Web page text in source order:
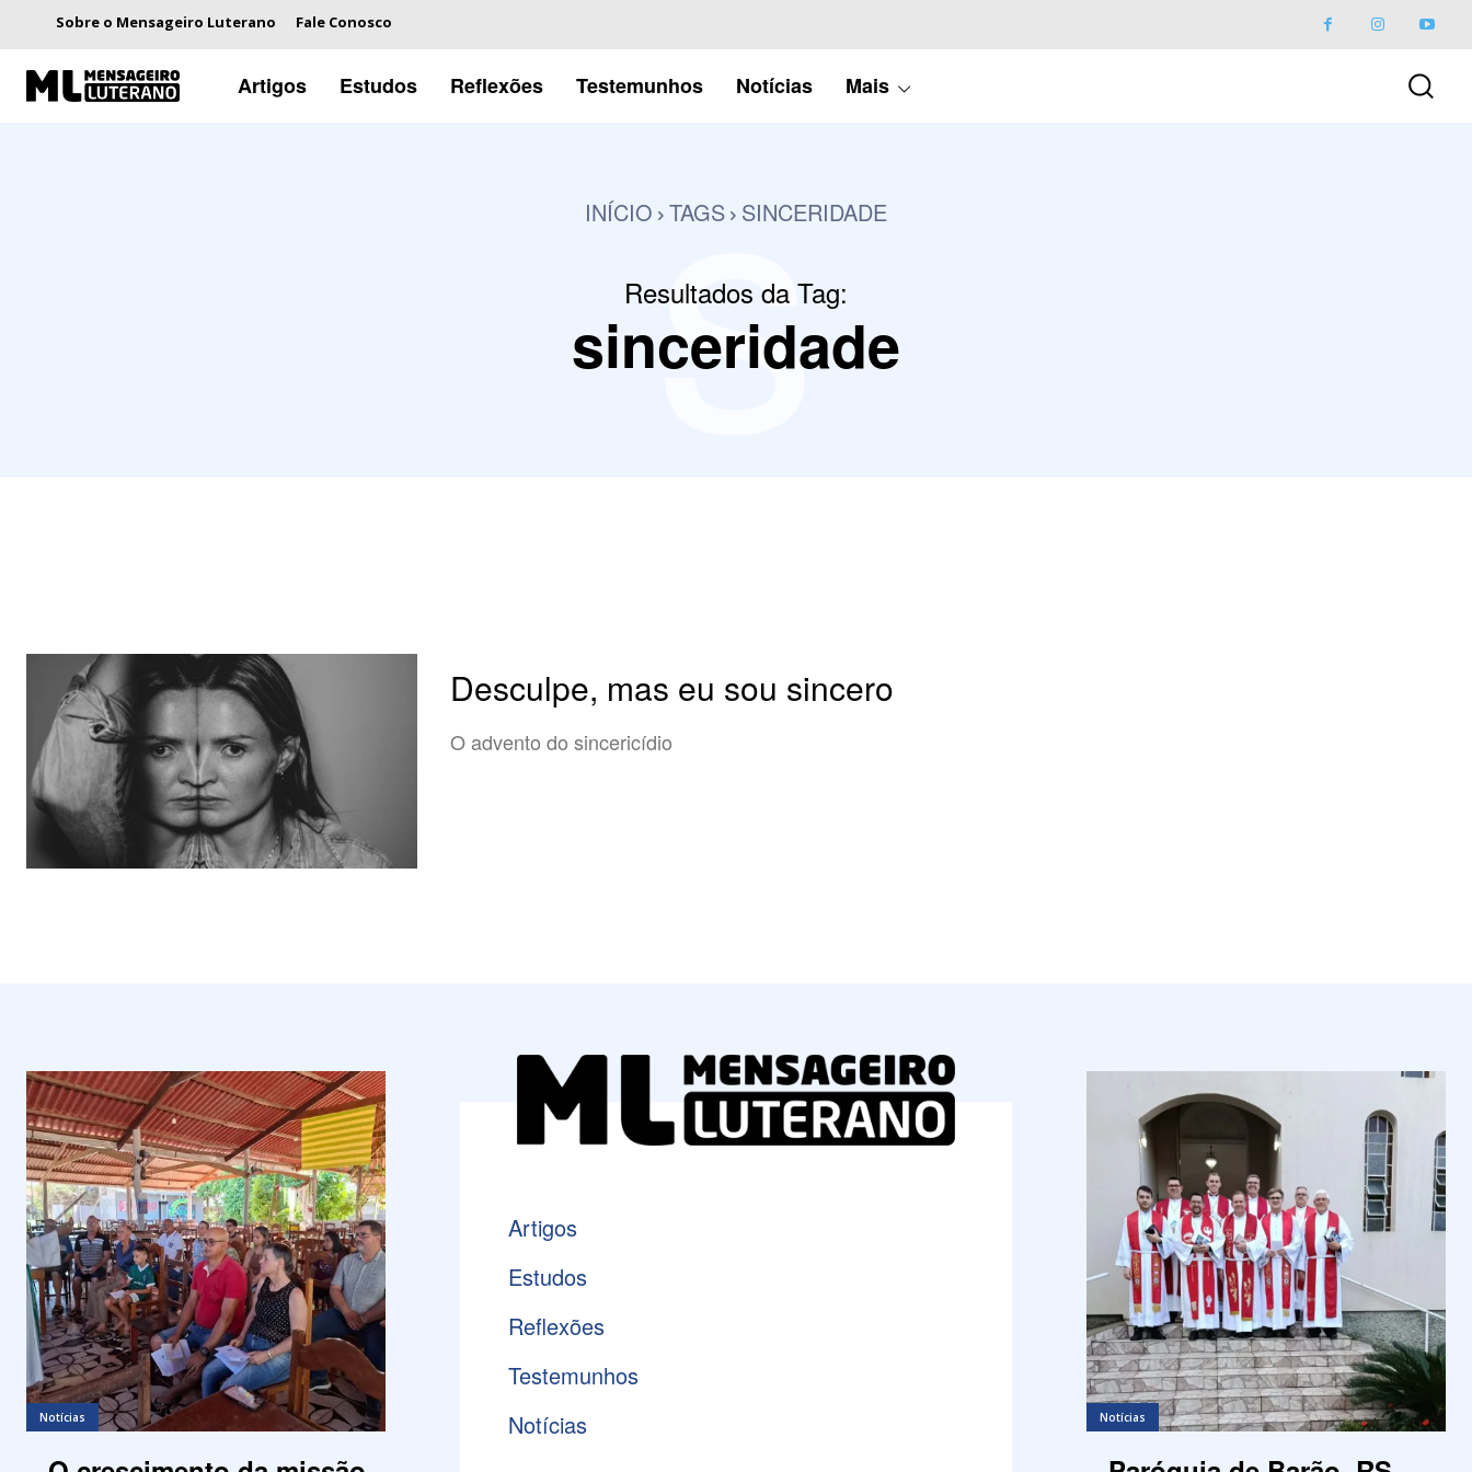
Sobre o Mensageiro Luterano Fale Conosco
Artigos Estudos Reflexões Testemunhos Notícias Mais
INÍCIO TAGS SINCERIDADE
Resultados da Tag:
sinceridade
s
Desculpe, mas eu sou sincero
O advento do sincericídio
Notícias
Artigos
Estudos
Reflexões
Testemunhos
Notícias
Notícias